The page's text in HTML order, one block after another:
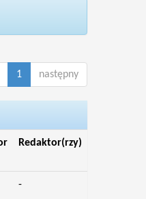
1 następny
Redaktor(rzy)
-